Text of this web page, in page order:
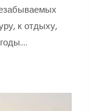
к отдыху,